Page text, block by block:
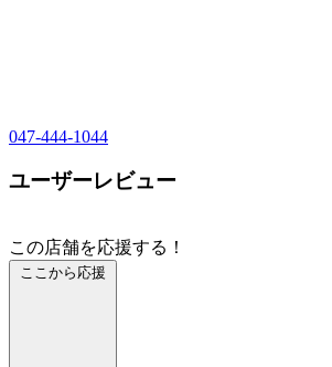
047-444-1044
ユーザーレビュー
この店舗を応援する！
ここから応援